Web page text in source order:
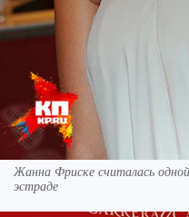
Жанна Фриске считалась
эстраде